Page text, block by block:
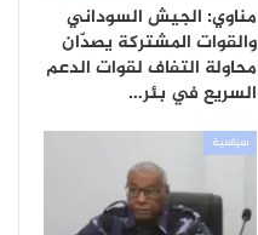
مناوي: الجيش السوداني
والقوات المشتركة يصدّان
محاولة التفاف لقوات الدعم
السريع في بئر…
سياسية